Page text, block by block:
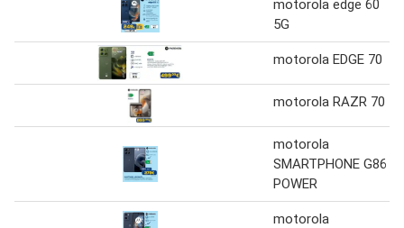
motorola edge 60
5G
motorola EDGE 70
motorola RAZR 70
motorola
SMARTPHONE G86
POWER
motorola